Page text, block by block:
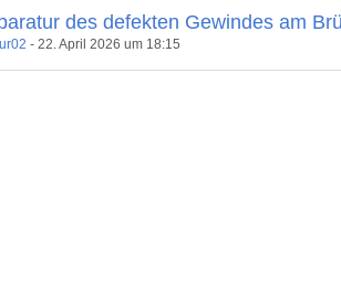
des defekten Gewindes am
-22. April 2026 um 18:15